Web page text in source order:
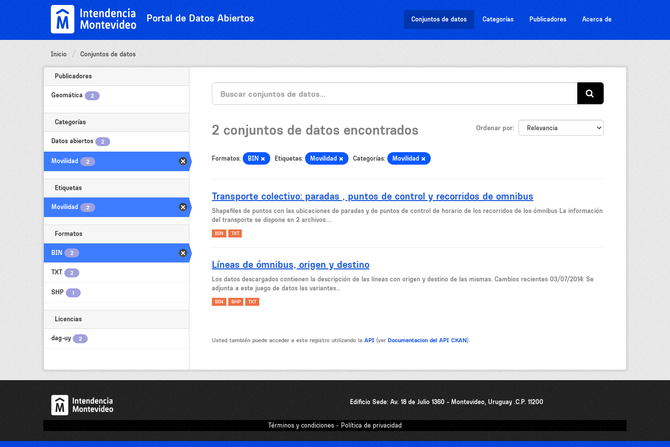
Portal de Datos Abiertos Conjuntos de datos Categorías Publicadores Acerca de
Inicio Conjuntos de datos
Publicadores
Geomática 2
Categorías
Datos abiertos 2
Movilidad 2
Etiquetas
Movilidad 2
Formatos
BIN 2
TXT 2
SHP 1
Licencias
dag-uy 2
Ordenar por
2 conjuntos de datos encontrados
Formatos: BIN Etiquetas: Movilidad Categorías: Movilidad
Transporte colectivo: paradas , puntos de control y recorridos de omnibus
Shapefiles de puntos con las ubicaciones de paradas y de puntos de control de horario de los recorridos de los ómnibus La información
del transporte se dispone en 2 archivos:...
BIN TXT
Líneas de ómnibus, origen y destino
Los datos descargados contienen la descripción de las líneas con origen y destino de las mismas. Cambios recientes 03/07/2014: Se
adjunta a este juego de datos las variantes...
BIN SHP TXT
Usted también puede acceder a este registro utilizando la API (ver Documentacion del API CKAN).
Edificio Sede: Av. 18 de Julio 1360 - Montevideo, Uruguay .C.P. 11200
Términos y condiciones - Política de privacidad